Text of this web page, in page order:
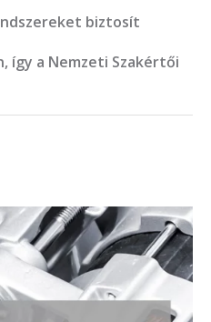
biztosít
így a Nemzeti Szakértői